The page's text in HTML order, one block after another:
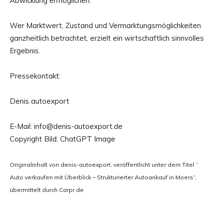
Wer Marktwert, Zustand und Vermarktungsmöglichkeiten
ganzheitlich betrachtet, erzielt ein wirtschaftlich sinnvolles
Ergebnis.
Pressekontakt:
Denis autoexport
E-Mail: info@denis-autoexport.de
Copyright Bild: ChatGPT Image
Originalinhalt von denis-autoexport, veröffentlicht unter dem Titel “
Auto verkaufen mit Überblick – Strukturierter Autoankauf in Moers“,
übermittelt durch Carpr.de